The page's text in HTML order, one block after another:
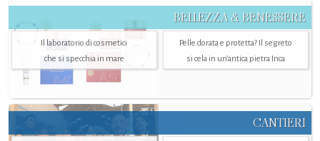
BELLEZZA & BENESSERE
Il laboratorio di cosmetici
che si specchia in mare
Pelle dorata e protetta? Il segreto
si cela in un’antica pietra Inca
CANTIERI